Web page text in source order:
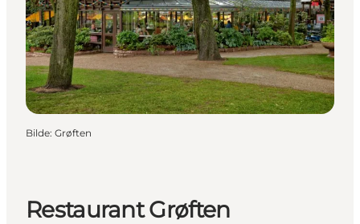
Bilde: Grøften
Restaurant Grøften